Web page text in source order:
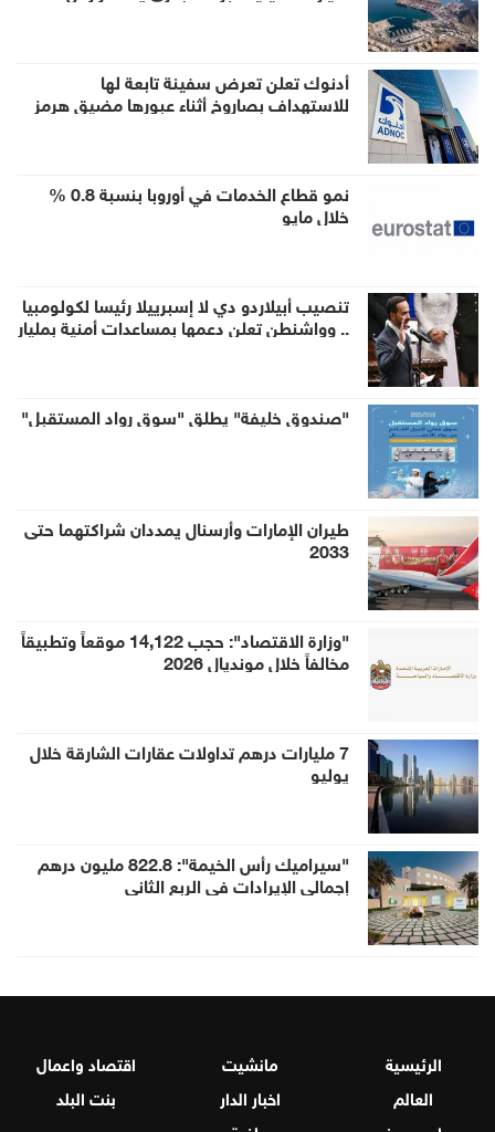
أدنوك تعلن تعرض سفينة تابعة لها
للاستهداف بصاروخ أثناء عبورها مضيق هرمز
نمو قطاع الخدمات في أوروبا بنسبة 0.8 %
خلال مايو
تنصيب أبيلاردو دي لا إسبرييلا رئيسا لكولومبيا
.. وواشنطن تعلن دعمها بمساعدات أمنية بمليار
"صندوق خليفة" يطلق "سوق رواد المستقبل"
طيران الإمارات وأرسنال يمددان شراكتهما حتى
2033
"وزارة الاقتصاد": حجب 14,122 موقعاً وتطبيقاً
مخالفاً خلال مونديال 2026
7 مليارات درهم تداولات عقارات الشارقة خلال
يوليو
"سيراميك رأس الخيمة": 822.8 مليون درهم
إجمالي الإيرادات في الربع الثاني
الرئيسية مانشيت
اقتصاد واعمال
العالم
اخبار الدار
بنت البلد